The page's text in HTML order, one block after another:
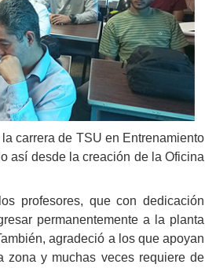
carrera de TSU en Entrenamiento
así desde la creación de la Oficina
profesores, que con dedicación
permanentemente a la planta
agradeció a los que apoyan
zona y muchas veces requiere de